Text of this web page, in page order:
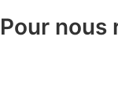
Pour nous